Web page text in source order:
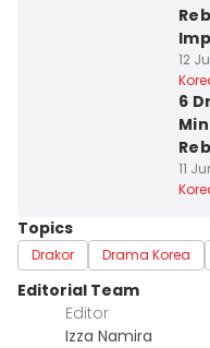
12
6
11
Topics
Drakor Drama Korea
Editorial Team
Editor
Izza Namira